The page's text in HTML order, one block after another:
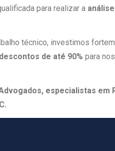
para realizar a
técnico, investimos
descontos de até 90% para
especialistas em